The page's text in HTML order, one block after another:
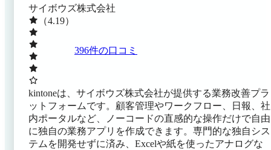
サイボウズ株式会社
（4.19）
396件の口コミ
kintoneは、サイボウズ株式会社が提供する業務改善プラ
ットフォームです。顧客管理やワークフロー、日報、社
内ポータルなど、ノーコードの直感的な操作だけで自由
に独自の業務アプリを作成できます。専門的な独自シス
テムを開発せずに済み、Excelや紙を使ったアナログな